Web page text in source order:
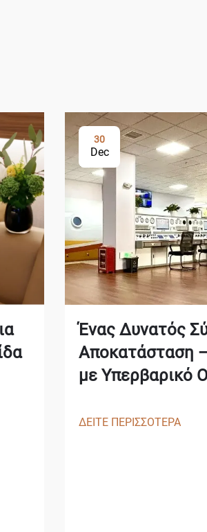
30
Dec
Ένας Δυνατός
Αποκατάσταση
με Υπερβαρικό
ΔΕΙΤΕ ΠΕΡΙΣΣΟΤΕΡΑ